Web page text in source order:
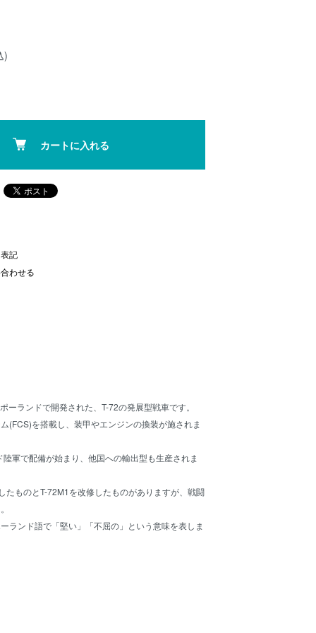
)
カートに入れる
記
わせる
ーランドで開発された、T-72の発展型戦車です。
(FCS)を搭載し、装甲やエンジンの換装が施されま
軍で配備が始まり、他国への輸出型も生産されま
たものとT-72M1を改修したものがありますが、戦闘
ランド語で「堅い」「不屈の」という意味を表しま